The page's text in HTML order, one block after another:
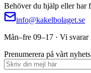
Behöver du hjälp eller har
info@kakelbolaget.se
Mån–fre 09–17 · Vi
Prenumerera på vårt